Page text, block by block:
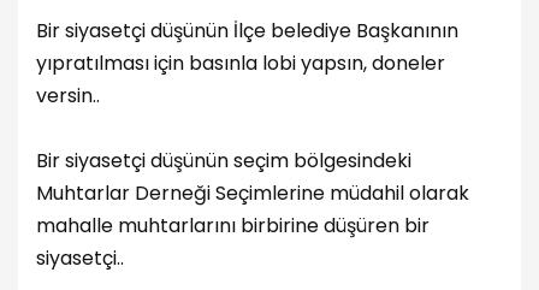
Bir siyasetçi düşünün İlçe belediye Başkanının
yıpratılması için basınla lobi yapsın, doneler
versin..
Bir siyasetçi düşünün seçim bölgesindeki
Muhtarlar Derneği Seçimlerine müdahil olarak
mahalle muhtarlarını birbirine düşüren bir
siyasetçi..